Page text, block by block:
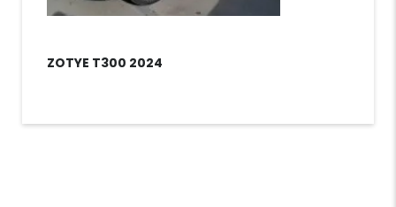
ZOTYE T300 2024